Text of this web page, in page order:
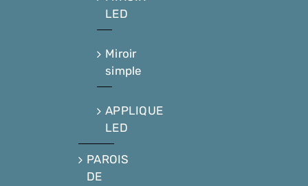
LED
Miroir
simple
APPLIQUE
LED
PAROIS
DE